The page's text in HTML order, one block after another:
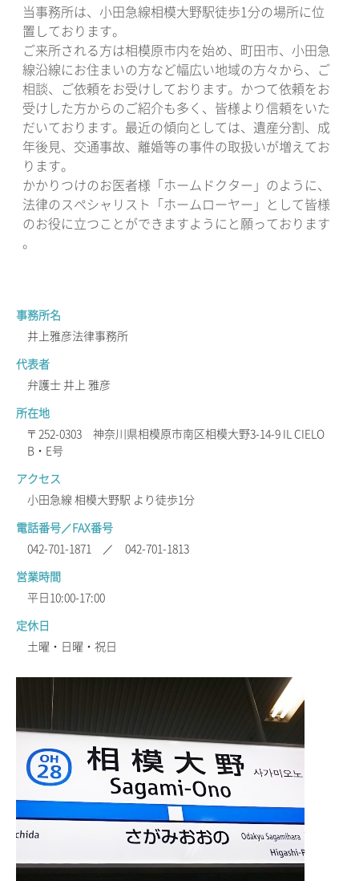
当事務所は、小田急線相模大野駅徒歩1分の場所に位
置しております。
ご来所される方は相模原市内を始め、町田市、小田急
線沿線にお住まいの方など幅広い地域の方々から、ご
相談、ご依頼をお受けしております。かつて依頼をお
受けした方からのご紹介も多く、皆様より信頼をいた
だいております。最近の傾向としては、遺産分割、成
年後見、交通事故、離婚等の事件の取扱いが増えてお
ります。
かかりつけのお医者様「ホームドクター」のように、
法律のスペシャリスト「ホームローヤー」として皆様
のお役に立つことができますようにと願っております
。
事務所名
井上雅彦法律事務所
代表者
弁護士 井上 雅彦
所在地
〒252-0303 神奈川県相模原市南区相模大野3-14-9 IL CIELO
B・E号
アクセス
小田急線 相模大野駅 より徒歩1分
電話番号／FAX番号
042-701-1871 ／ 042-701-1813
営業時間
平日10:00-17:00
定休日
土曜・日曜・祝日